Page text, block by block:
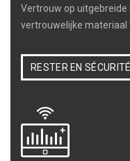
Vertrouw op uitgebreide
vertrouwelijke materiaal
RESTER EN SÉCURITÉ